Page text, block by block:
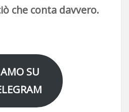
che conta davvero.
SU